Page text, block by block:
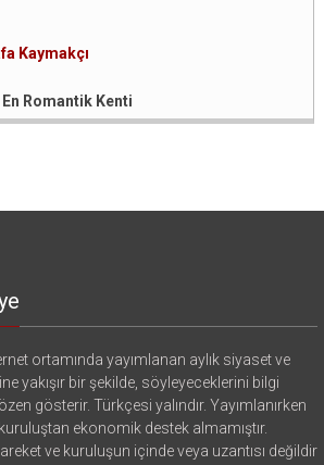
Kaymakçı
En Romantik Kenti
ortamında yayımlanan aylık siyaset ve
yakışır bir şekilde, söyleyeceklerini bilgi
gösterir. Türkçesi yalındır. Yayımlanırken
ekonomik destek almamıştır.
ve kuruluşun içinde veya uzantısı değildir